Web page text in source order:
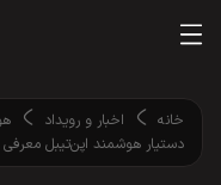
خانه اخبار و رویداد
دستیار هوشمند اپن‌تیبل